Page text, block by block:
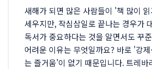
새해가 되면 많은 사람들이 '책 많이
세우지만, 작심삼일로 끝나는 경우가
독서가 중요하다는 것을 알면서도 꾸
어려운 이유는 무엇일까요? 바로 '강
는 즐거움'이 없기 때문입니다. 트레바